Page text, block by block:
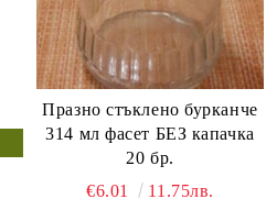
Празно стъклено бурканче
314 мл фасет БЕЗ капачка
20 бр.
€6.01
11.75лв.